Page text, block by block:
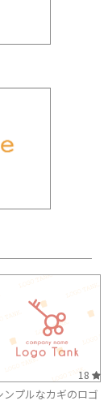
18
ンプルなカギのロゴ